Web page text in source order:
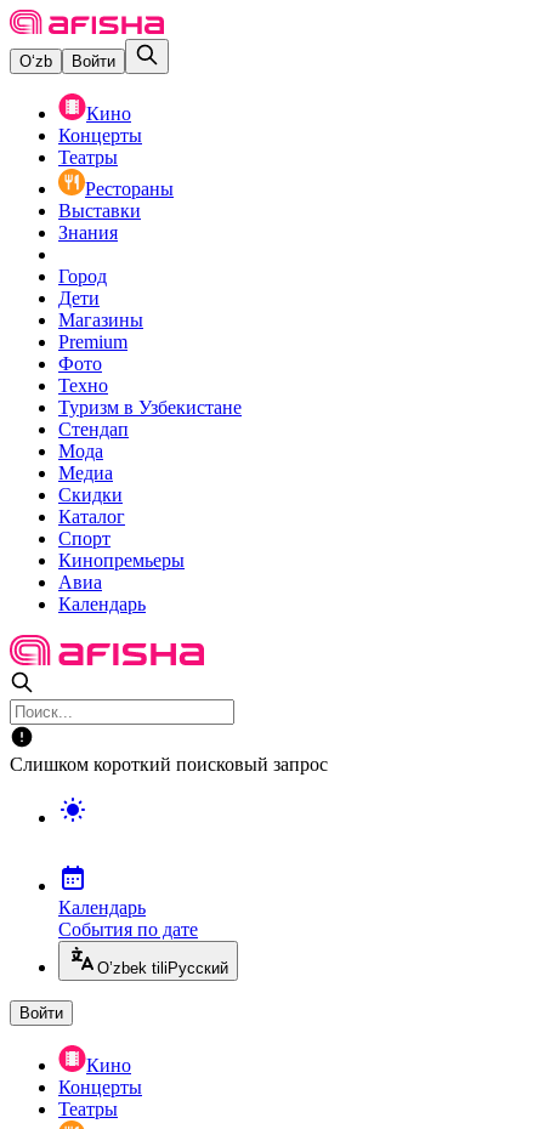
O‘zb Войти
Кино
Концерты
Театры
Рестораны
Выставки
Знания
Город
Дети
Магазины
Premium
Фото
Техно
Туризм в Узбекистане
Стендап
Мода
Медиа
Скидки
Каталог
Спорт
Кинопремьеры
Авиа
Календарь
Слишком короткий поисковый запрос
Календарь
События по дате
O’zbek tili Русский
Войти
Кино
Концерты
Театры